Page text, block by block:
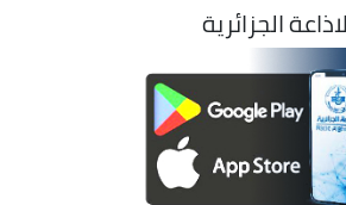
الجزائرية